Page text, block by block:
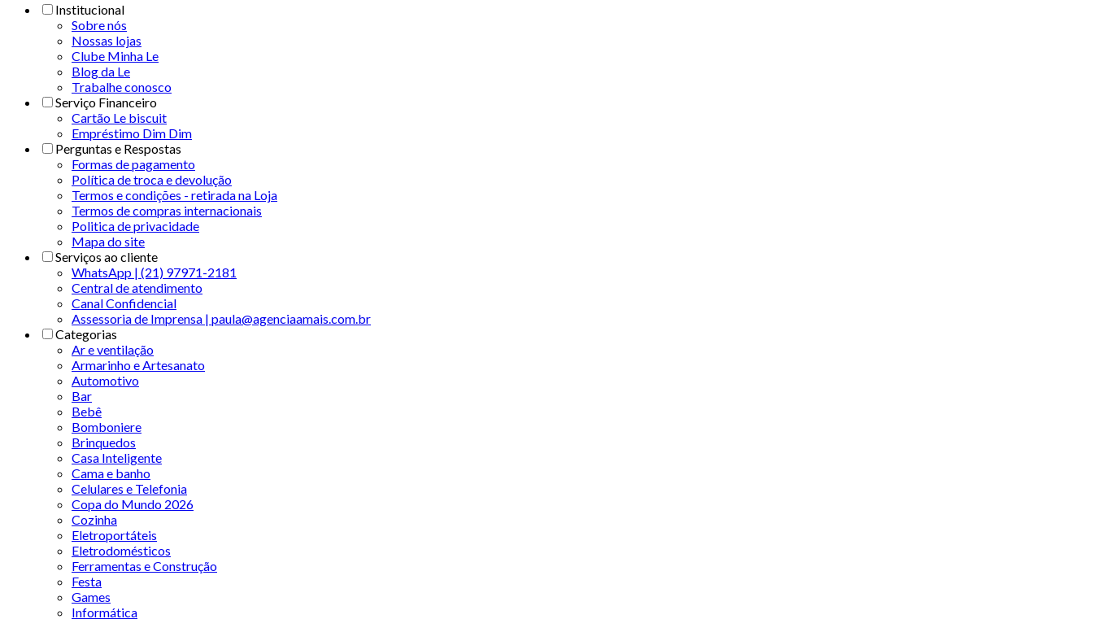
Institucional
Sobre nós
Nossas lojas
Clube Minha Le
Blog da Le
Trabalhe conosco
Serviço Financeiro
Cartão Le biscuit
Empréstimo Dim Dim
Perguntas e Respostas
Formas de pagamento
Política de troca e devolução
Termos e condições - retirada na Loja
Termos de compras internacionais
Politica de privacidade
Mapa do site
Serviços ao cliente
WhatsApp | (21) 97971-2181
Central de atendimento
Canal Confidencial
Assessoria de Imprensa | paula@agenciaamais.com.br
Categorias
Ar e ventilação
Armarinho e Artesanato
Automotivo
Bar
Bebê
Bomboniere
Brinquedos
Casa Inteligente
Cama e banho
Celulares e Telefonia
Copa do Mundo 2026
Cozinha
Eletroportáteis
Eletrodomésticos
Ferramentas e Construção
Festa
Games
Informática